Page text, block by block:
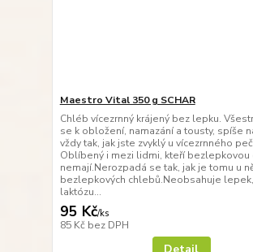
Maestro Vital 350 g SCHAR
Chléb vícezrnný krájený bez lepku.
se k obložení, namazání a tousty, spíše
vždy tak, jak jste zvyklý u vícezrnného
Oblíbený i mezi lidmi, kteří bezlepkovou
nemají.Nerozpadá se tak, jak je tomu u
bezlepkových chlebů.Neobsahuje
laktózu...
95 Kč/ks
85 Kč bez DPH
Detail